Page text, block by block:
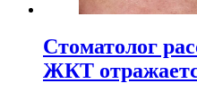
Стоматолог
ЖКТ